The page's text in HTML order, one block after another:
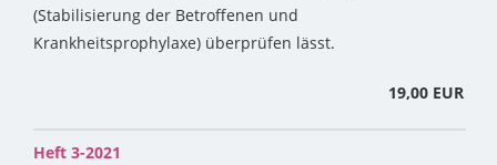
(Stabilisierung der Betroffenen und
Krankheitsprophylaxe) überprüfen lässt.
19,00 EUR
Heft 3-2021